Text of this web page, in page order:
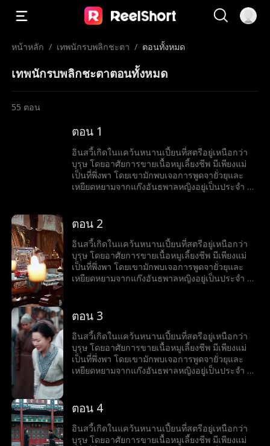
หน้าหลัก / เทพนักรบพลิกชะตา / ตอนทั้งหมด
เทพนักรบพลิกชะตาตอนทั้งหมด
55 ตอน
ตอน 1
อินสวี้เกิดในแคว้นหนานเปี้ยนที่สตรีอยู่เหนือกว่า
บุรุษ โดยอาศัยการขายเนื้อหมูเลี้ยงชีพ มีเพียงแม่
เป็นที่พึ่งพา โดยเขามักพบเจอการพูดจายั่วยุและ
เหยียดหยามจากแก๊งอันธพาลหญิงอยู่เป็นประจำ จึง
ฝึกฝนวิทยายุทธ์ แต่อินสวี้กลับมีใจที่อยากออกทัพไป
วิทยายุทธ์ลับหลังแม่ เพื่อทำให้ปณิธานที่หวังไว้เป็น
จริง อินสวี้ไม่สนใจที่แม่คัดค้านการเข้าร่วมงาน
ชุมนุมเทพนักรบ ทว่าเขากลับเริ่มเข้าใกล้ชาติ
กำเนิดของตัวเองที่ลานเทพนักรบทีละนิด...
ตอน 2
อินสวี้เกิดในแคว้นหนานเปี้ยนที่สตรีอยู่เหนือกว่า
บุรุษ โดยอาศัยการขายเนื้อหมูเลี้ยงชีพ มีเพียงแม่
เป็นที่พึ่งพา โดยเขามักพบเจอการพูดจายั่วยุและ
เหยียดหยามจากแก๊งอันธพาลหญิงอยู่เป็นประจำ จึง
ฝึกฝนวิทยายุทธ์ แต่อินสวี้กลับมีใจที่อยากออกทัพไป
วิทยายุทธ์ลับหลังแม่ เพื่อทำให้ปณิธานที่หวังไว้เป็น
จริง อินสวี้ไม่สนใจที่แม่คัดค้านการเข้าร่วมงาน
ชุมนุมเทพนักรบ ทว่าเขากลับเริ่มเข้าใกล้ชาติ
กำเนิดของตัวเองที่ลานเทพนักรบทีละนิด...
ตอน 3
อินสวี้เกิดในแคว้นหนานเปี้ยนที่สตรีอยู่เหนือกว่า
บุรุษ โดยอาศัยการขายเนื้อหมูเลี้ยงชีพ มีเพียงแม่
เป็นที่พึ่งพา โดยเขามักพบเจอการพูดจายั่วยุและ
เหยียดหยามจากแก๊งอันธพาลหญิงอยู่เป็นประจำ จึง
ฝึกฝนวิทยายุทธ์ แต่อินสวี้กลับมีใจที่อยากออกทัพไป
วิทยายุทธ์ลับหลังแม่ เพื่อทำให้ปณิธานที่หวังไว้เป็น
จริง อินสวี้ไม่สนใจที่แม่คัดค้านการเข้าร่วมงาน
ตอน 4
อินสวี้เกิดในแคว้นหนานเปี้ยนที่สตรีอยู่เหนือกว่า
บุรุษ โดยอาศัยการขายเนื้อหมูเลี้ยงชีพ มีเพียงแม่